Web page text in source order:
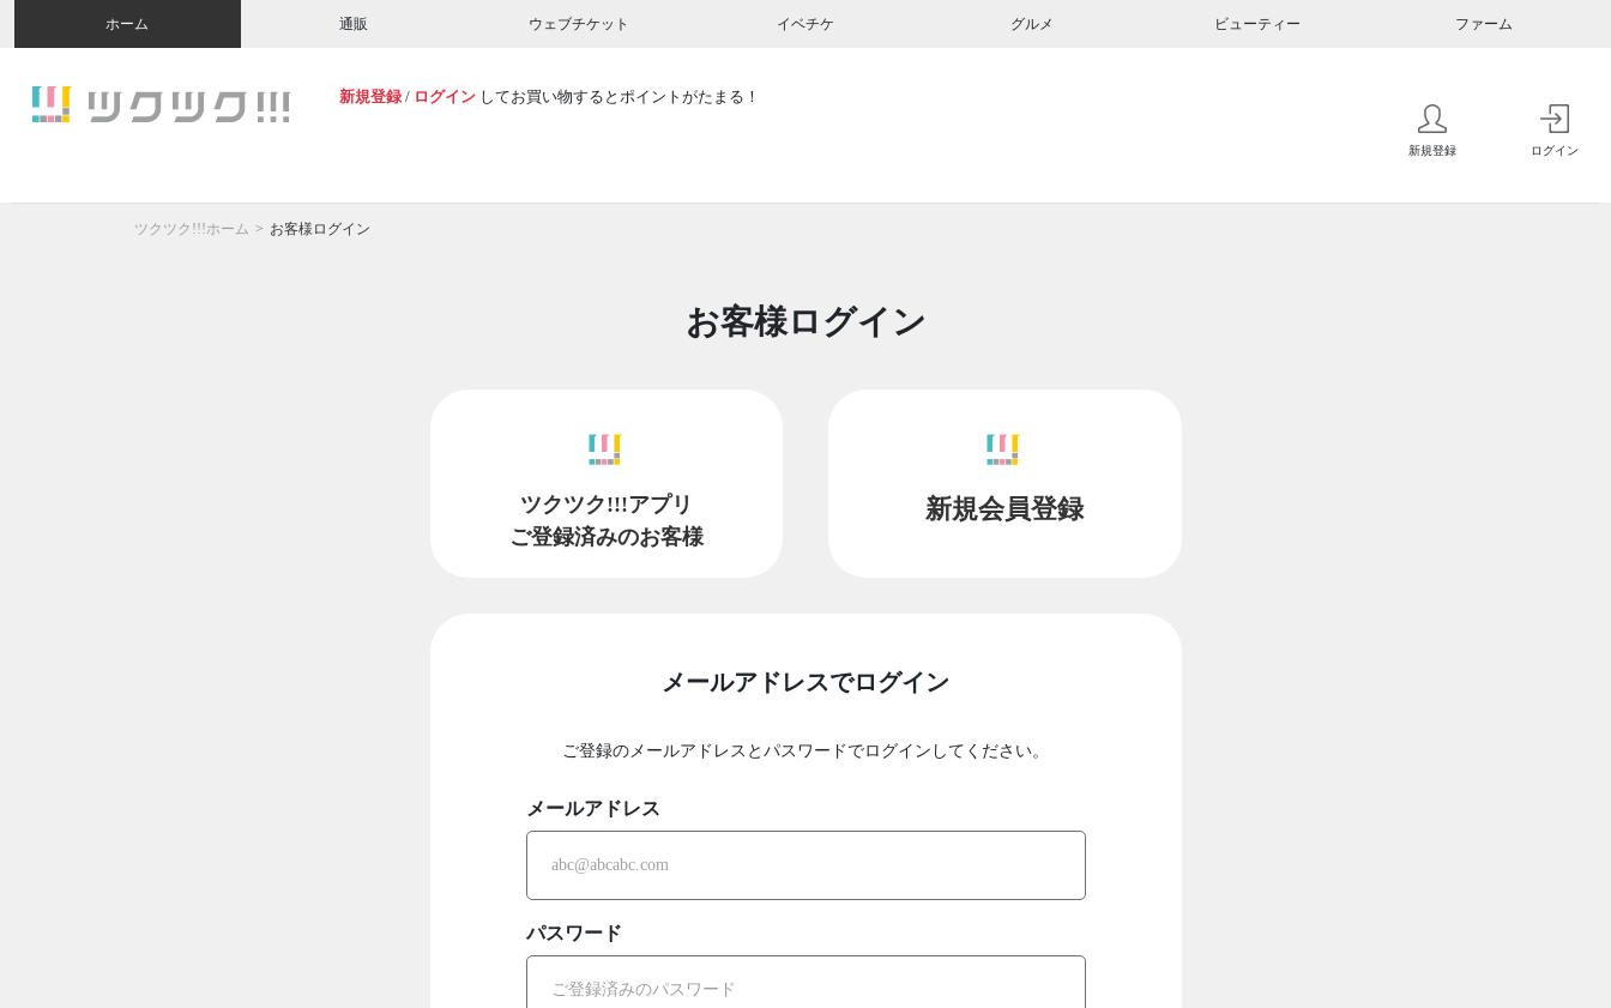
ホーム 通販 ウェブチケット イベチケ グルメ ビューティー ファーム
新規登録 / ログイン してお買い物するとポイントがたまる！
新規登録 ログイン
ツクツク!!!ホーム お客様ログイン
お客様ログイン
ツクツク!!!アプリ
ご登録済みのお客様
新規会員登録
メールアドレスでログイン
ご登録のメールアドレスとパスワードでログインしてください。
メールアドレス
パスワード